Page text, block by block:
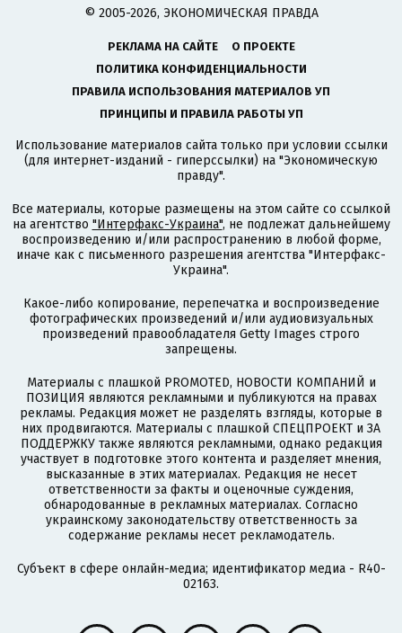
© 2005-2026, ЭКОНОМИЧЕСКАЯ ПРАВДА
РЕКЛАМА НА САЙТЕ
О ПРОЕКТЕ
ПОЛИТИКА КОНФИДЕНЦИАЛЬНОСТИ
ПРАВИЛА ИСПОЛЬЗОВАНИЯ МАТЕРИАЛОВ УП
ПРИНЦИПЫ И ПРАВИЛА РАБОТЫ УП
Использование материалов сайта только при условии ссылки
(для интернет-изданий - гиперссылки) на "Экономическую
правду".
Все материалы, которые размещены на этом сайте со ссылкой
на агентство "Интерфакс-Украина", не подлежат дальнейшему
воспроизведению и/или распространению в любой форме,
иначе как с письменного разрешения агентства "Интерфакс-
Украина".
Какое-либо копирование, перепечатка и воспроизведение
фотографических произведений и/или аудиовизуальных
произведений правообладателя Getty Images строго
запрещены.
Материалы с плашкой PROMOTED, НОВОСТИ КОМПАНИЙ и
ПОЗИЦИЯ являются рекламными и публикуются на правах
рекламы. Редакция может не разделять взгляды, которые в
них продвигаются. Материалы с плашкой СПЕЦПРОЕКТ и ЗА
ПОДДЕРЖКУ также являются рекламными, однако редакция
участвует в подготовке этого контента и разделяет мнения,
высказанные в этих материалах. Редакция не несет
ответственности за факты и оценочные суждения,
обнародованные в рекламных материалах. Согласно
украинскому законодательству ответственность за
содержание рекламы несет рекламодатель.
Субъект в сфере онлайн-медиа; идентификатор медиа - R40-
02163.